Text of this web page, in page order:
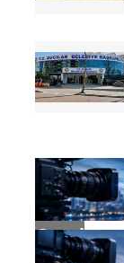
Genel